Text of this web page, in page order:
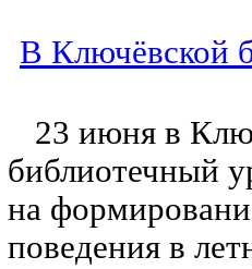
В Ключёвской
23 июня в
библиотечный
на
поведения в